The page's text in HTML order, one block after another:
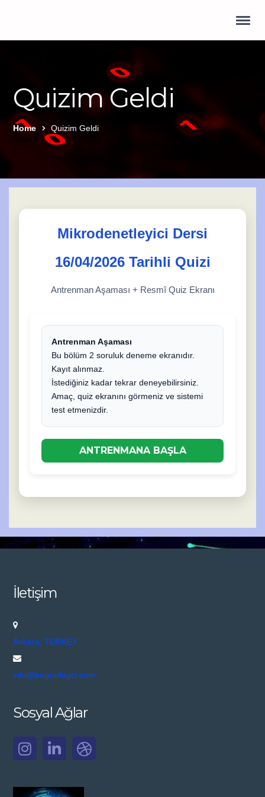
Quizim Geldi
Home Quizim Geldi
Mikrodenetleyici Dersi
16/04/2026 Tarihli Quizi
Antrenman Aşaması + Resmî Quiz Ekranı
Antrenman Aşaması
Bu bölüm 2 soruluk deneme ekranıdır.
Kayıt alınmaz.
İstediğiniz kadar tekrar deneyebilirsiniz.
Amaç, quiz ekranını görmeniz ve sistemi
test etmenizdir.
ANTRENMANA BAŞLA
İletişim
Ankara, TURKEY
info@bugradagci.com
Sosyal Ağlar